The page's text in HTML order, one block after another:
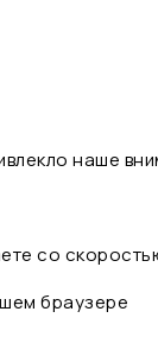
наше
со
браузере